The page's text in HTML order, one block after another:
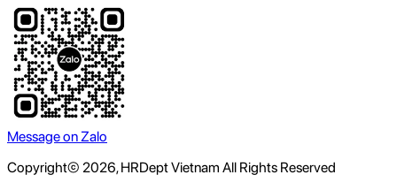
Message on Zalo
Copyright© 2026, HRDept Vietnam All Rights Reserved